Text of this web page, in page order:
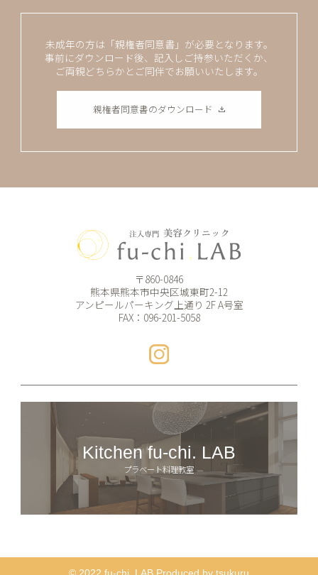
未成年の方は「親権者同意書」が必要となります。
事前にダウンロード後、記入しご持参いただくか、
ご両親どちらかとご同伴でお願いいたします。
親権者同意書のダウンロード
〒860-0846
熊本県熊本市中央区城東町2-12
アンピールパーキング上通り 2F A号室
FAX：096-201-5058
Kitchen fu-chi. LAB
プラベート料理教室